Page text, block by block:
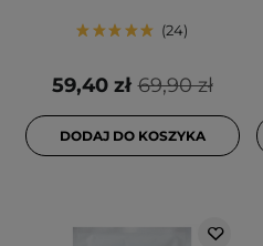
24
69,90 zł
59,40 zł
DODAJ DO KOSZYKA